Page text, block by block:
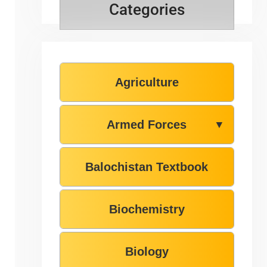
Categories
Agriculture
Armed Forces ▼
Balochistan Textbook
Biochemistry
Biology